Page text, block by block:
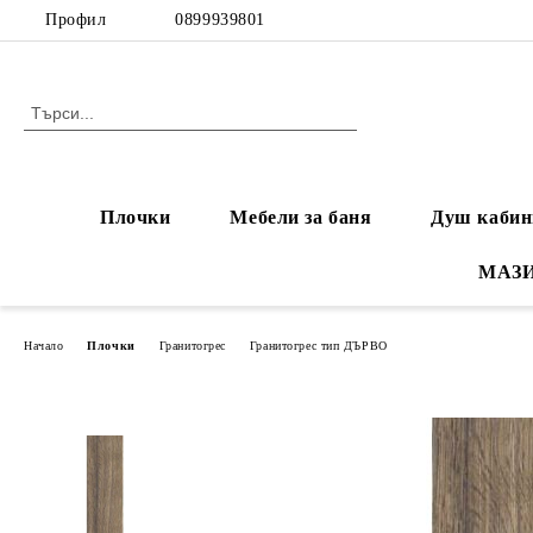
Профил 0899939801
Плочки Мебели за баня Душ
Начало Плочки Гранитогрес Гранитогрес тип ДЪРВО